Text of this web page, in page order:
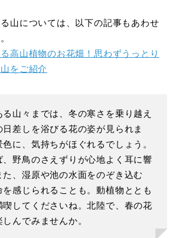
山については、以下の記事もあわせ
高山植物のお花畑！思わずうっとり
をご紹介
山々までは、冬の寒さを乗り越え
差しを浴びる花の姿が見られま
に、気持ちがほぐれるでしょう。
、野鳥のさえずりが心地よく耳に響
た、湿原や池の水面をのぞき込む
を感じられることも。動植物ととも
喫してくださいね。北陸で、春の花
んでみませんか。